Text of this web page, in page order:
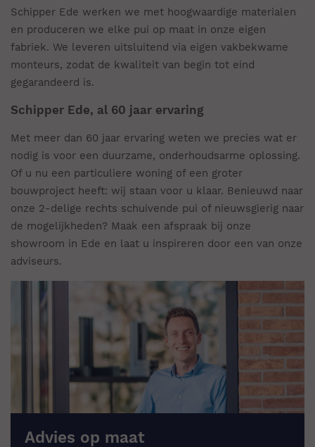
Schipper Ede werken we met hoogwaardige materialen
en produceren we elke pui op maat in onze eigen
fabriek. We leveren uitsluitend via eigen vakbekwame
monteurs, zodat de kwaliteit van begin tot eind
gegarandeerd is.
Schipper Ede, al 60 jaar ervaring
Met meer dan 60 jaar ervaring weten we precies wat er
nodig is voor een duurzame, onderhoudsarme oplossing.
Of u nu een particuliere woning of een groter
bouwproject heeft: wij staan voor u klaar. Benieuwd naar
onze 2-delige rechts schuivende pui of nieuwsgierig naar
de mogelijkheden? Maak een afspraak bij onze
showroom in Ede en laat u inspireren door een van onze
adviseurs.
Advies op maat